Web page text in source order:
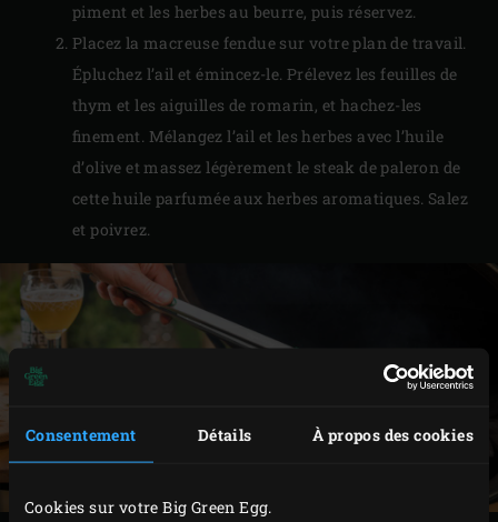
Consentement Détails À propos des cookies
Cookies sur votre Big Green Egg.
piment et les herbes au beurre, puis réservez.
Placez la macreuse fendue sur votre plan de travail.
Épluchez l’ail et émincez-le. Prélevez les feuilles de
thym et les aiguilles de romarin, et hachez-les
finement. Mélangez l’ail et les herbes avec l’huile
d’olive et massez légèrement le steak de paleron de
cette huile parfumée aux herbes aromatiques. Salez
et poivrez.